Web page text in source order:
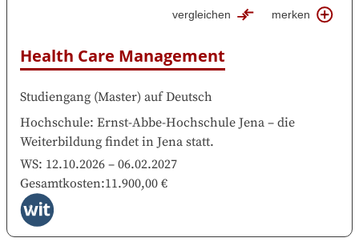
Health Care Management
vergleichen merken
Studiengang (Master) auf Deutsch
Hochschule: Ernst-Abbe-Hochschule Jena – die
Weiterbildung findet in Jena statt.
WS: 12.10.2026 – 06.02.2027
Gesamtkosten:11.900,00 €